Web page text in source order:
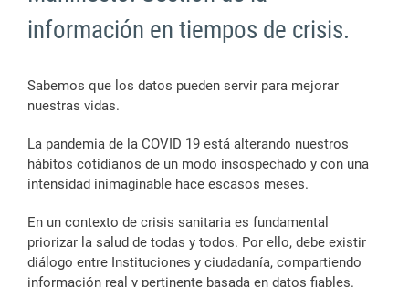
información en tiempos de crisis.
Sabemos que los datos pueden servir para mejorar
nuestras vidas.
La pandemia de la COVID 19 está alterando nuestros
hábitos cotidianos de un modo insospechado y con una
intensidad inimaginable hace escasos meses.
En un contexto de crisis sanitaria es fundamental
priorizar la salud de todas y todos. Por ello, debe existir
diálogo entre Instituciones y ciudadanía, compartiendo
información real y pertinente basada en datos fiables.